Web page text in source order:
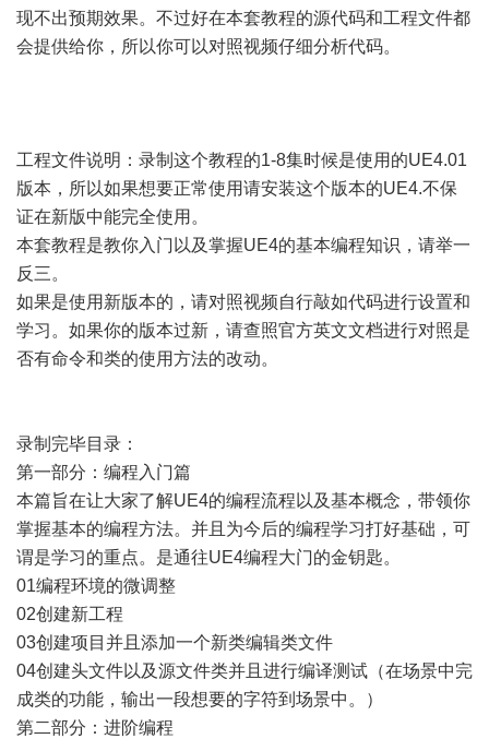
现不出预期效果。不过好在本套教程的源代码和工程文件都
会提供给你，所以你可以对照视频仔细分析代码。
工程文件说明：录制这个教程的1-8集时候是使用的UE4.01
版本，所以如果想要正常使用请安装这个版本的UE4.不保
证在新版中能完全使用。
本套教程是教你入门以及掌握UE4的基本编程知识，请举一
反三。
如果是使用新版本的，请对照视频自行敲如代码进行设置和
学习。如果你的版本过新，请查照官方英文文档进行对照是
否有命令和类的使用方法的改动。
录制完毕目录：
第一部分：编程入门篇
本篇旨在让大家了解UE4的编程流程以及基本概念，带领你
掌握基本的编程方法。并且为今后的编程学习打好基础，可
谓是学习的重点。是通往UE4编程大门的金钥匙。
01编程环境的微调整
02创建新工程
03创建项目并且添加一个新类编辑类文件
04创建头文件以及源文件类并且进行编译测试（在场景中完
成类的功能，输出一段想要的字符到场景中。）
第二部分：进阶编程